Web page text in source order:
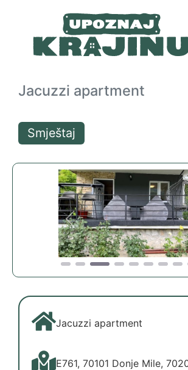
Jacuzzi apartment
Smještaj
Previous
Jacuzzi apartment
E761, 70101 Donje Mile,